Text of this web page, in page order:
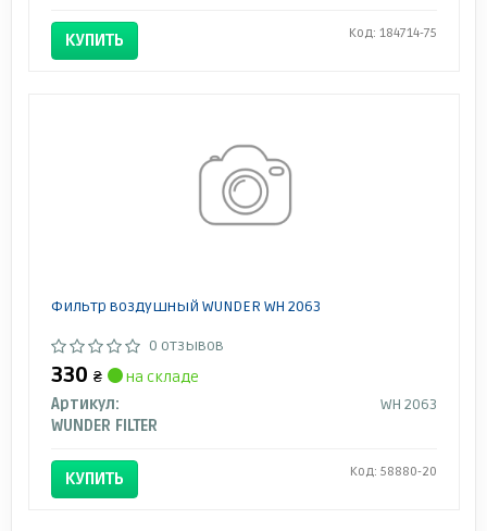
КУПИТЬ Код: 184714-75
Фильтр воздушный WUNDER WH 2063
0 отзывов
330 ₴
на складе
Артикул:
WH 2063
WUNDER FILTER
КУПИТЬ Код: 58880-20